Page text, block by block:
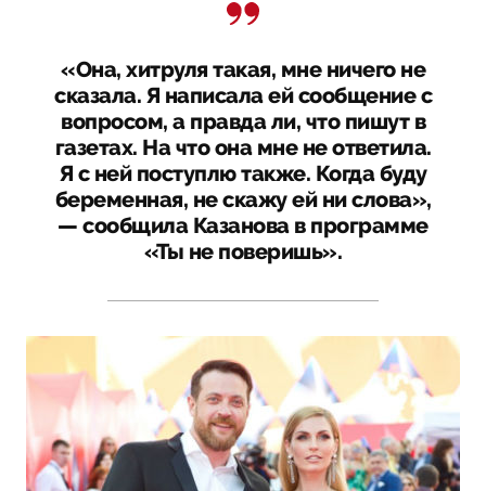
«Она, хитруля такая, мне ничего не
сказала. Я написала ей сообщение с
вопросом, а правда ли, что пишут в
газетах. На что она мне не ответила.
Я с ней поступлю также. Когда буду
беременная, не скажу ей ни слова»,
— сообщила Казанова в программе
«Ты не поверишь».